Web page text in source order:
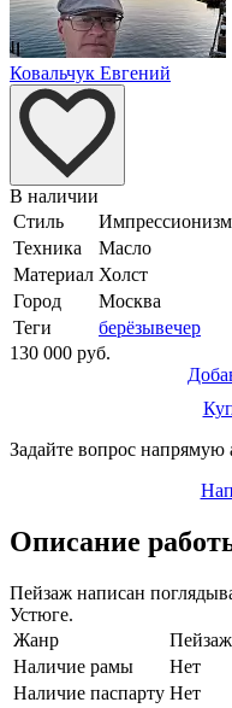
Ковальчук Евгений
В наличии
Стиль
Импрессионизм
Техника
Масло
Материал Холст
Город
Москва
Теги
берёзывечер
130 000 руб.
Задайте вопрос напрямую
Описание
Пейзаж написан
Устюге.
Жанр
Пейзаж
Наличие рамы
Нет
Наличие паспарту Нет